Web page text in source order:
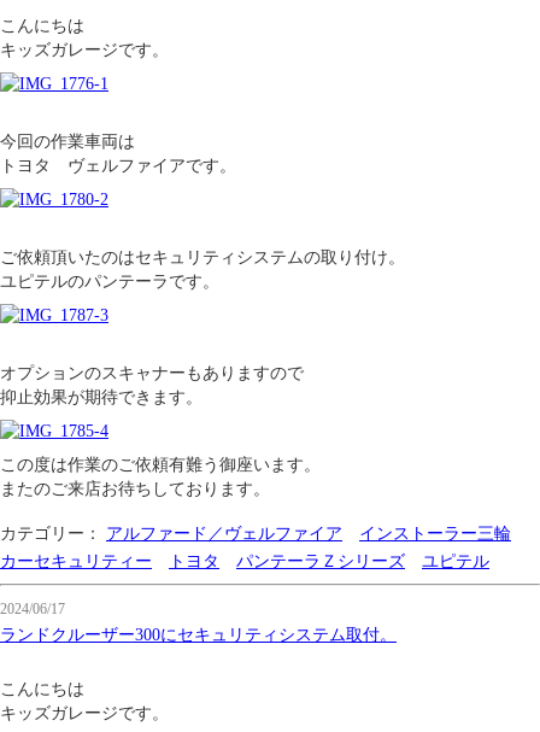
こんにちは
キッズガレージです。
今回の作業車両は
トヨタ ヴェルファイアです。
ご依頼頂いたのはセキュリティシステムの取り付け。
ユピテルのパンテーラです。
オプションのスキャナーもありますので
抑止効果が期待できます。
この度は作業のご依頼有難う御座います。
またのご来店お待ちしております。
カテゴリー： アルファード／ヴェルファイア
インストーラー三輪
カーセキュリティー
トヨタ パンテーラＺシリーズ ユピテル
2024/06/17
ランドクルーザー300にセキュリティシステム取付。
こんにちは
キッズガレージです。